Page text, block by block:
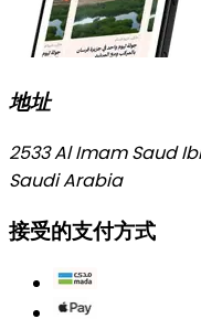
地址
2533 Al Imam Saud
Saudi Arabia
接受的支付方式